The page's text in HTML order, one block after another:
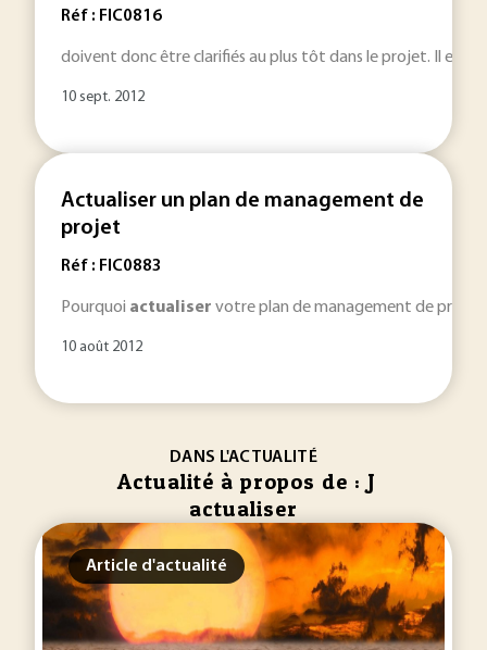
Réf : FIC0816
doivent donc être clarifiés au plus tôt dans le projet. Il est
10 sept. 2012
Actualiser un plan de management de
projet
Réf : FIC0883
Pourquoi actualiser votre plan de management de projet
10 août 2012
DANS L'ACTUALITÉ
Actualité à propos de : J
actualiser
Article d'actualité